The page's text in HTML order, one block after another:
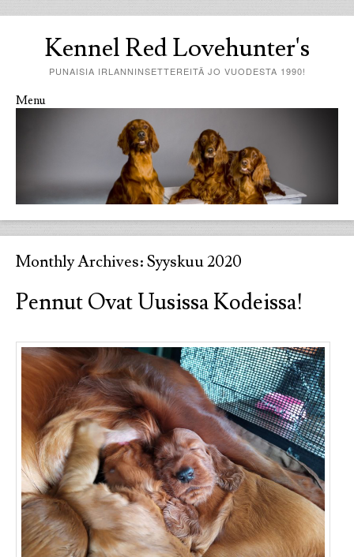
Kennel Red Lovehunter's
PUNAISIA IRLANNINSETTEREITÄ JO VUODESTA 1990!
Menu
Monthly Archives:Syyskuu 2020
Pennut Ovat Uusissa Kodeissa!